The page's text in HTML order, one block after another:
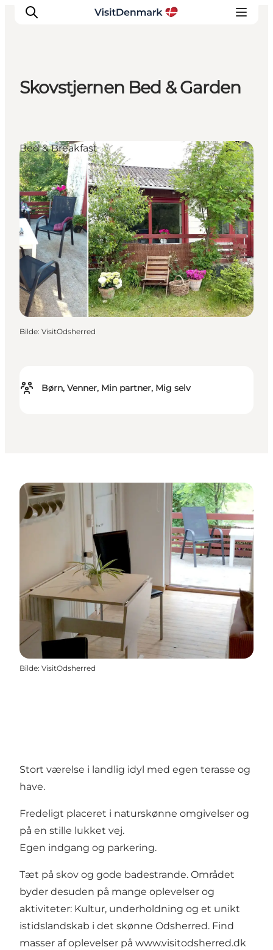
Aktiviteter
Overnatting
Planlegg reisen
Skovstjernen Bed & Garden
Børn, Venner, Min partner, Mig selv
Bed & Breakfast
Bilde: VisitOdsherred
Bilde: VisitOdsherred
Stort værelse i landlig idyl med egen terasse og
have.
Fredeligt placeret i naturskønne omgivelser og
på en stille lukket vej.
Egen indgang og parkering.
Tæt på skov og gode badestrande. Området
byder desuden på mange oplevelser og
aktiviteter: Kultur, underholdning og et unikt
istidslandskab i det skønne Odsherred. Find
masser af oplevelser på www.visitodsherred.dk